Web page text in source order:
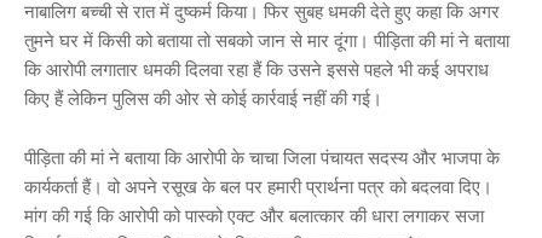
नाबालिग बच्ची से रात में दुष्कर्म किया। फिर सुबह धमकी देते हुए कहा कि अगर
तुमने घर में किसी को बताया तो सबको जान से मार दूंगा। पीड़िता की मां ने बताया
कि आरोपी लगातार धमकी दिलवा रहा हैं कि उसने इससे पहले भी कई अपराध
किए हैं लेकिन पुलिस की ओर से कोई कार्रवाई नहीं की गई।
पीड़िता की मां ने बताया कि आरोपी के चाचा जिला पंचायत सदस्य और भाजपा के
कार्यकर्ता हैं। वो अपने रसूख के बल पर हमारी प्रार्थना पत्र को बदलवा दिए।
मांग की गई कि आरोपी को पास्को एक्ट और बलात्कार की धारा लगाकर सजा